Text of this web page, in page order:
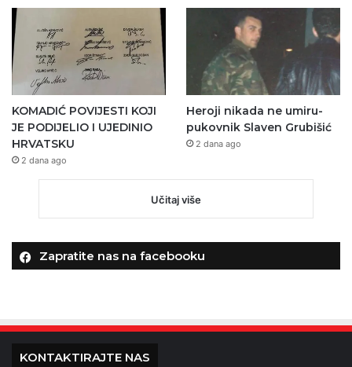
KOMADIĆ POVIJESTI KOJI
JE PODIJELIO I UJEDINIO
HRVATSKU
2 dana ago
Heroji nikada ne umiru-
pukovnik Slaven Grubišić
2 dana ago
Učitaj više
Zapratite nas na facebooku
KONTAKTIRAJTE NAS